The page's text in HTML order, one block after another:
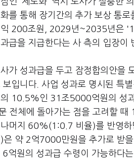
를 통해 장기간의 추가 보상 통로
200조원 , 2029 년~2035년은 '
급을 지급한다는 사 측의 입장이
가 성과급을 두고 잠정합의안을
보입니다 사업 성과로 명시된 특
10.5%인 31 조5000억원의 성
전체에 돌아가는 점을 고려할 때 1
머지 60%(1:0.7 비율)를 반영하
)은 약 2억7000만원을 추가로 받
6억원의 성과급 수령이 가능하다